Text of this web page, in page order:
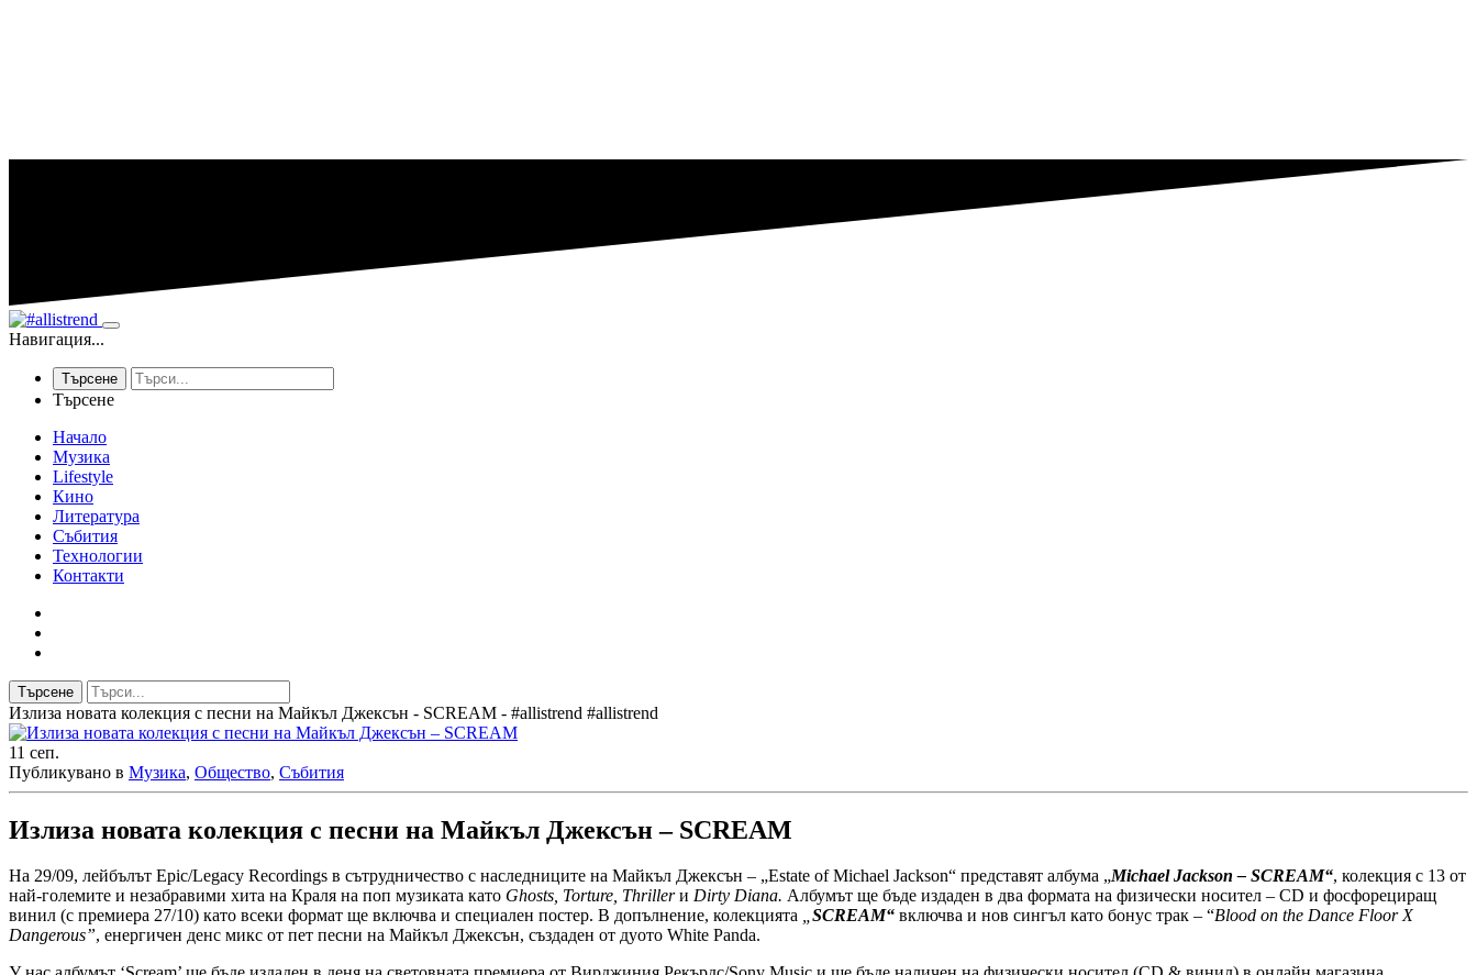
Навигация...
Търсене
Търсене
Начало
Музика
Lifestyle
Кино
Литература
Събития
Технологии
Контакти
Търсене
Излиза новата колекция с песни на Майкъл Джексън - SCREAM - #allistrend #allistrend
11 сеп.
Публикувано в Музика, Общество, Събития
Излиза новата колекция с песни на Майкъл Джексън – SCREAM
На 29/09, лейбълът Epic/Legacy Recordings в сътрудничество с наследниците на Майкъл Джексън – „Estate of Michael Jackson“ представят албума „Michael Jackson – SCREAM“, колекция с 13 от
най-големите и незабравими хита на Краля на поп музиката като Ghosts, Torture, Thrillerи Dirty Diana. Албумът ще бъде издаден в два формата на физически носител – CD и фосфорециращ
винил (с премиера 27/10) като всеки формат ще включва и специален постер. В допълнение, колекцията „SCREAM“ включва и нов сингъл като бонус трак – “Blood on the Dance Floor X
Dangerous”, енергичен денс микс от пет песни на Майкъл Джексън, създаден от дуото White Panda.